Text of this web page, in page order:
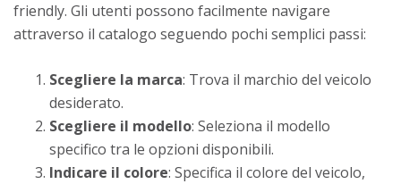
friendly. Gli utenti possono facilmente navigare
attraverso il catalogo seguendo pochi semplici passi:
Scegliere la marca: Trova il marchio del veicolo
desiderato.
Scegliere il modello: Seleziona il modello
specifico tra le opzioni disponibili.
Indicare il colore: Specifica il colore del veicolo,